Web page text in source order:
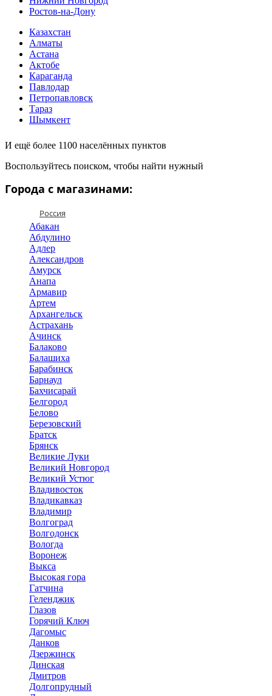
Ростов-на-Дону
Казахстан
Алматы
Астана
Актобе
Караганда
Павлодар
Петропавловск
Тараз
Шымкент
И ещё более 1100 населённых пунктов
Воспользуйтесь поиском, чтобы найти нужный
Города с магазинами:
Россия
Абакан
Абдулино
Адлер
Александров
Амурск
Анапа
Армавир
Артем
Архангельск
Астрахань
Ачинск
Балаково
Балашиха
Барабинск
Барнаул
Бахчисарай
Белгород
Белово
Березовский
Братск
Брянск
Великие Луки
Великий Новгород
Великий Устюг
Владивосток
Владикавказ
Владимир
Волгоград
Волгодонск
Вологда
Воронеж
Выкса
Высокая гора
Гатчина
Геленджик
Глазов
Горячий Ключ
Дагомыс
Данков
Дзержинск
Динская
Дмитров
Долгопрудный